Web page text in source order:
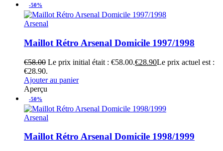
-50%
Arsenal
Maillot Rétro Arsenal Domicile 1997/1998
€58.00 Le prix initial était : €58.00.€28.90Le prix actuel est :
€28.90.
Ajouter au panier
Aperçu
-50%
Arsenal
Maillot Rétro Arsenal Domicile 1998/1999